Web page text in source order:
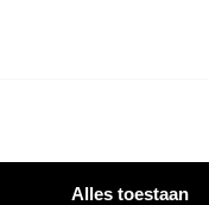
Alles toestaan
Aging